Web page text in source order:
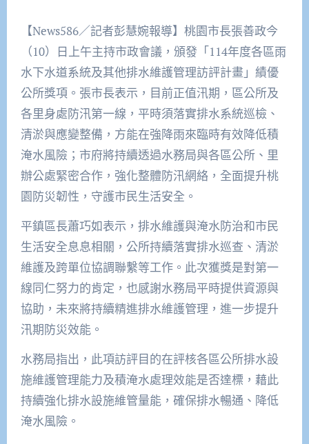
【News586／記者彭慧婉報導】桃園市長張善政今
（10）日上午主持市政會議，頒發「114年度各區雨
水下水道系統及其他排水維護管理訪評計畫」績優
公所獎項。張市長表示，目前正值汛期，區公所及
各里身處防汛第一線，平時須落實排水系統巡檢、
清淤與應變整備，方能在強降雨來臨時有效降低積
淹水風險；市府將持續透過水務局與各區公所、里
辦公處緊密合作，強化整體防汛網絡，全面提升桃
園防災韌性，守護市民生活安全。
平鎮區長蕭巧如表示，排水維護與淹水防治和市民
生活安全息息相關，公所持續落實排水巡查、清淤
維護及跨單位協調聯繫等工作。此次獲獎是對第一
線同仁努力的肯定，也感謝水務局平時提供資源與
協助，未來將持續精進排水維護管理，進一步提升
汛期防災效能。
水務局指出，此項訪評目的在評核各區公所排水設
施維護管理能力及積淹水處理效能是否達標，藉此
持續強化排水設施維管量能，確保排水暢通、降低
淹水風險。